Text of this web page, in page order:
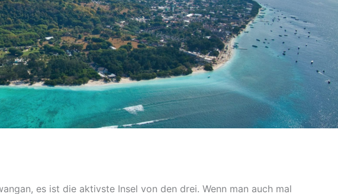
es ist die aktivste Insel von den drei. Wenn man auch mal